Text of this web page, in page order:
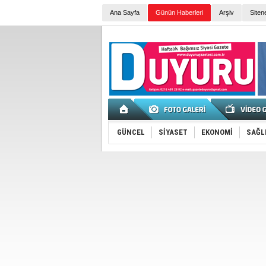
Ana Sayfa Günün Haberleri Arşiv
GÜNCEL SİYASET EKONOMİ